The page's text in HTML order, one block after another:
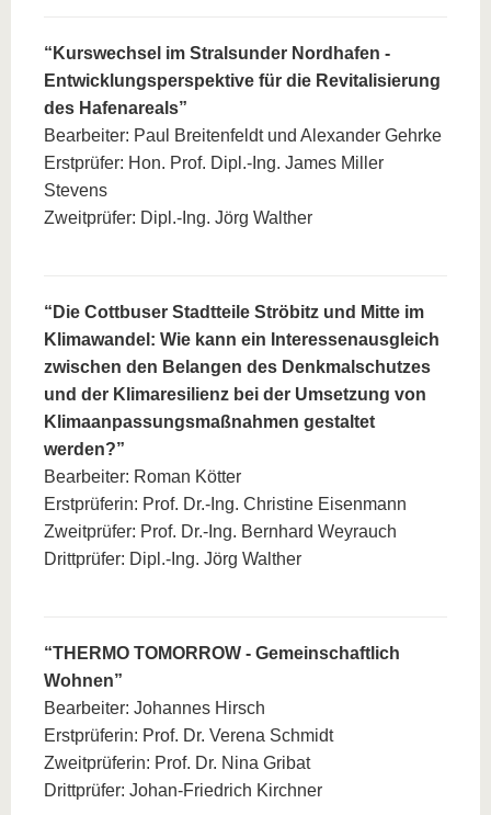
“Kurswechsel im Stralsunder Nordhafen -
Entwicklungsperspektive für die Revitalisierung
des Hafenareals”
Bearbeiter: Paul Breitenfeldt und Alexander Gehrke
Erstprüfer: Hon. Prof. Dipl.-Ing. James Miller
Stevens
Zweitprüfer: Dipl.-Ing. Jörg Walther
“Die Cottbuser Stadtteile Ströbitz und Mitte im
Klimawandel: Wie kann ein Interessenausgleich
zwischen den Belangen des Denkmalschutzes
und der Klimaresilienz bei der Umsetzung von
Klimaanpassungsmaßnahmen gestaltet
werden?”
Bearbeiter: Roman Kötter
Erstprüferin: Prof. Dr.-Ing. Christine Eisenmann
Zweitprüfer: Prof. Dr.-Ing. Bernhard Weyrauch
Drittprüfer: Dipl.-Ing. Jörg Walther
“THERMO TOMORROW - Gemeinschaftlich
Wohnen”
Bearbeiter: Johannes Hirsch
Erstprüferin: Prof. Dr. Verena Schmidt
Zweitprüferin: Prof. Dr. Nina Gribat
Drittprüfer: Johan-Friedrich Kirchner